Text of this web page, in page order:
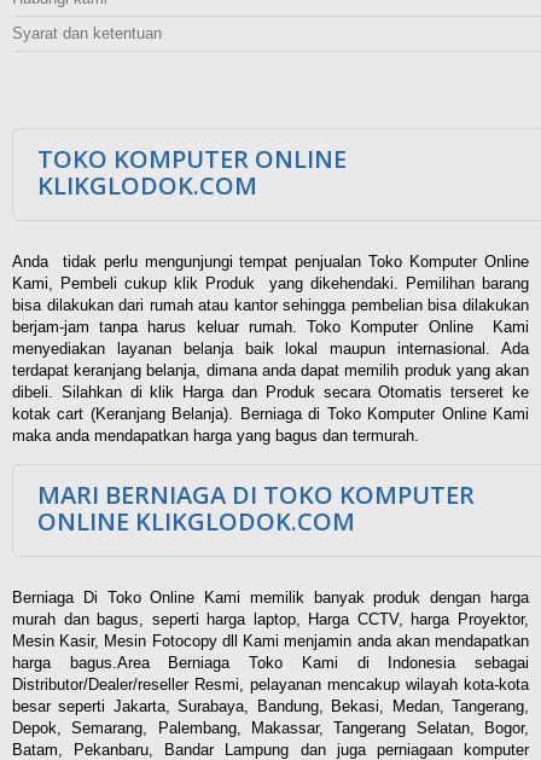
Syarat dan ketentuan
TOKO KOMPUTER ONLINE
KLIKGLODOK.COM
Anda tidak perlu mengunjungi tempat penjualan Toko Komputer Online
Kami, Pembeli cukup klik Produk yang dikehendaki. Pemilihan barang
bisa dilakukan dari rumah atau kantor sehingga pembelian bisa dilakukan
berjam-jam tanpa harus keluar rumah. Toko Komputer Online Kami
menyediakan layanan belanja baik lokal maupun internasional. Ada
terdapat keranjang belanja, dimana anda dapat memilih produk yang akan
dibeli. Silahkan di klik Harga dan Produk secara Otomatis terseret ke
kotak cart (Keranjang Belanja). Berniaga di Toko Komputer Online Kami
maka anda mendapatkan harga yang bagus dan termurah.
MARI BERNIAGA DI TOKO KOMPUTER
ONLINE KLIKGLODOK.COM
Berniaga Di Toko Online Kami memilik banyak produk dengan harga
murah dan bagus, seperti harga laptop, Harga CCTV, harga Proyektor,
Mesin Kasir, Mesin Fotocopy dll Kami menjamin anda akan mendapatkan
harga bagus.Area Berniaga Toko Kami di Indonesia sebagai
Distributor/Dealer/reseller Resmi, pelayanan mencakup wilayah kota-kota
besar seperti Jakarta, Surabaya, Bandung, Bekasi, Medan, Tangerang,
Depok, Semarang, Palembang, Makassar, Tangerang Selatan, Bogor,
Batam, Pekanbaru, Bandar Lampung dan juga perniagaan komputer